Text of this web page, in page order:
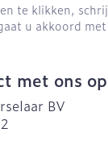
te klikken,
u akkoord
met ons op
BV